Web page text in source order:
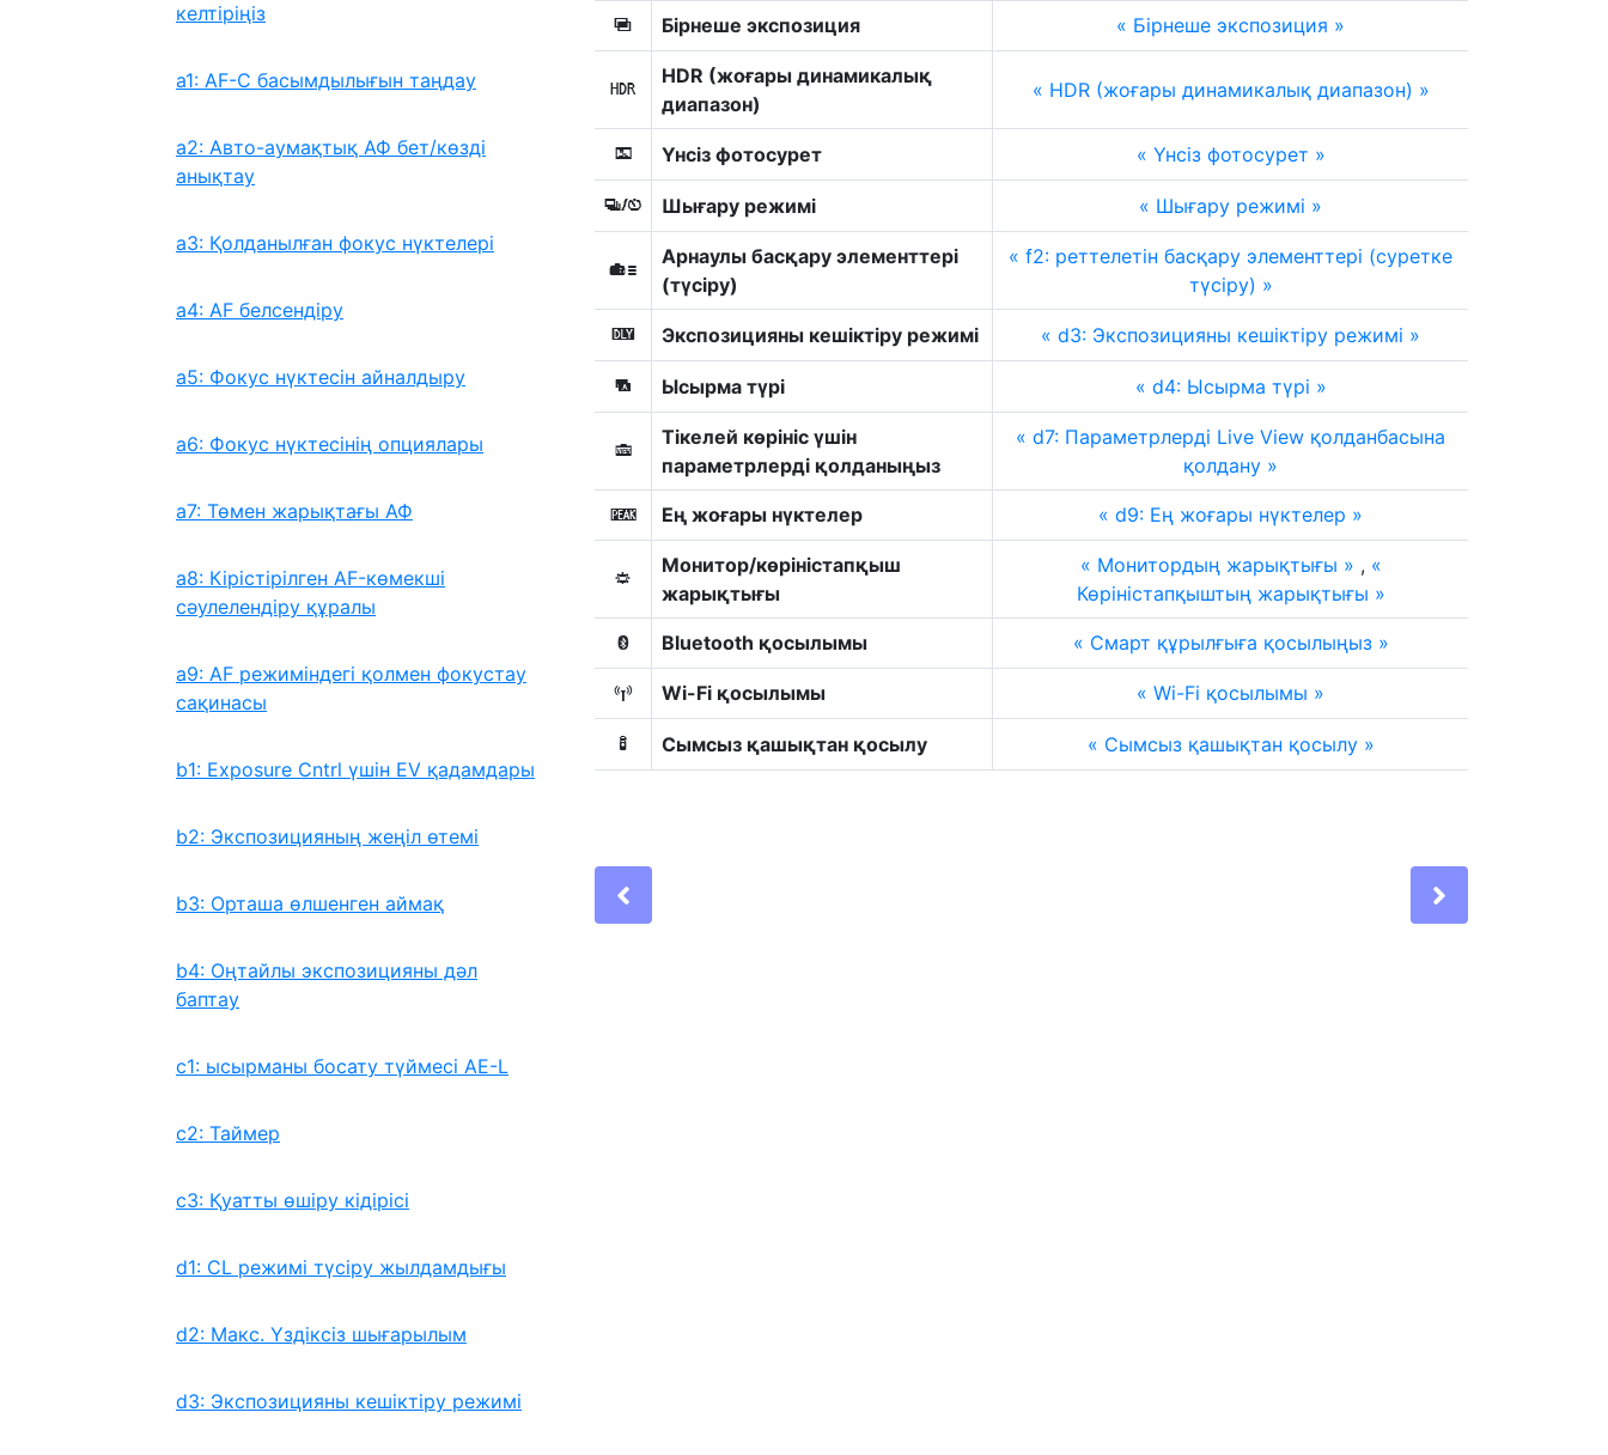
келтіріңіз
a1: AF-C басымдылығын таңдау
a2: Авто-аумақтық АФ бет/көзді
анықтау
a3: Қолданылған фокус нүктелері
a4: AF белсендіру
a5: Фокус нүктесін айналдыру
a6: Фокус нүктесінің опциялары
a7: Төмен жарықтағы АФ
a8: Кірістірілген AF-көмекші
сəулелендіру құралы
a9: AF режиміндегі қолмен фокустау
сақинасы
b1: Exposure Cntrl үшін EV қадамдары
b2: Экспозицияның жеңіл өтемі
b3: Орташа өлшенген аймақ
b4: Оңтайлы экспозицияны дәл
баптау
c1: ысырманы босату түймесі AE-L
c2: Таймер
c3: Қуатты өшіру кідірісі
d1: CL режимі түсіру жылдамдығы
d2: Макс. Үздіксіз шығарылым
d3: Экспозицияны кешіктіру режимі
$ Бірнеше экспозиция Бірнеше экспозиция
2
HDR (жоғары динамикалық
диапазон)
HDR (жоғары динамикалық диапазон)
L Үнсіз фотосурет Үнсіз фотосурет
v Шығару режимі Шығару режимі
w
Арнаулы басқару элементтері
(түсіру)
f2: реттелетін басқару элементтері (суретке
түсіру)
z Экспозицияны кешіктіру режимі d3: Экспозицияны кешіктіру режимі
O Ысырма түрі d4: Ысырма түрі
y
Тікелей көрініс үшін
параметрлерді қолданыңыз
d7: Параметрлерді Live View қолданбасына
қолдану
W Ең жоғары нүктелер d9: Ең жоғары нүктелер
3
Монитор/көріністапқыш
жарықтығы
Монитордың жарықтығы
,
Көріністапқыштың жарықтығы
Z Bluetooth қосылымы Смарт құрылғыға қосылыңыз
U Wi-Fi қосылымы Wi-Fi қосылымы
G Сымсыз қашықтан қосылу Сымсыз қашықтан қосылу